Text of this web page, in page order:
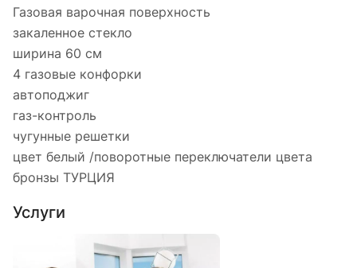
Газовая варочная поверхность
закаленное стекло
ширина 60 см
4 газовые конфорки
автоподжиг
газ-контроль
чугунные решетки
цвет белый /поворотные переключатели цвета
бронзы ТУРЦИЯ
Услуги